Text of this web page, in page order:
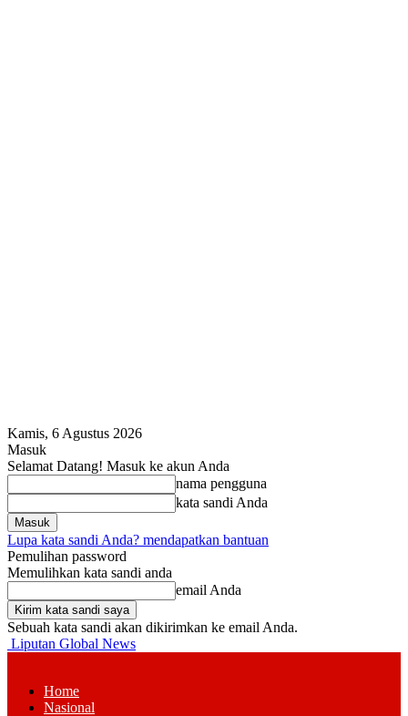
Kamis, 6 Agustus 2026
Masuk
Selamat Datang! Masuk ke akun Anda
nama pengguna
kata sandi Anda
Lupa kata sandi Anda? mendapatkan bantuan
Pemulihan password
Memulihkan kata sandi anda
email Anda
Sebuah kata sandi akan dikirimkan ke email Anda.
Liputan Global News
Home
Nasional